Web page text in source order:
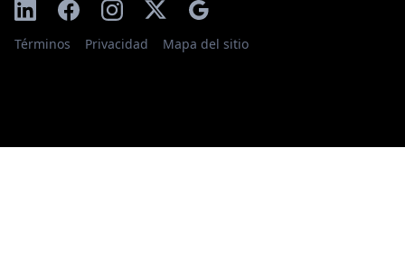
Términos Privacidad Mapa del sitio